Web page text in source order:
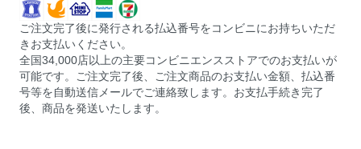
ご注文完了後に発行される払込番号をコンビニにお持ちいただ
きお支払いください。
全国34,000店以上の主要コンビニエンスストアでのお支払いが
可能です。ご注文完了後、ご注文商品のお支払い金額、払込番
号等を自動送信メールでご連絡致します。お支払手続き完了
後、商品を発送いたします。